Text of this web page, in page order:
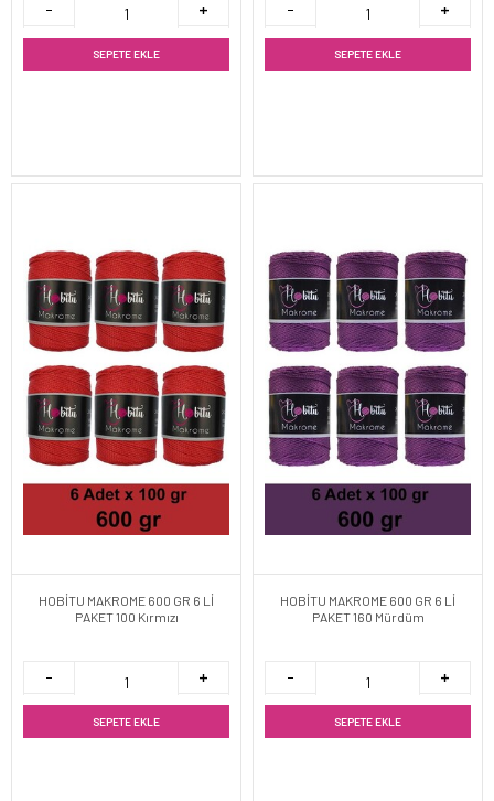
SEPETE EKLE SEPETE EKLE
HOBİTU MAKROME 600 GR 6 Lİ
PAKET 100 Kırmızı
SEPETE EKLE
HOBİTU MAKROME 600 GR 6 Lİ
PAKET 160 Mürdüm
SEPETE EKLE